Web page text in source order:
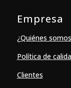
Empresa
¿Quiénes
Política de
Clientes